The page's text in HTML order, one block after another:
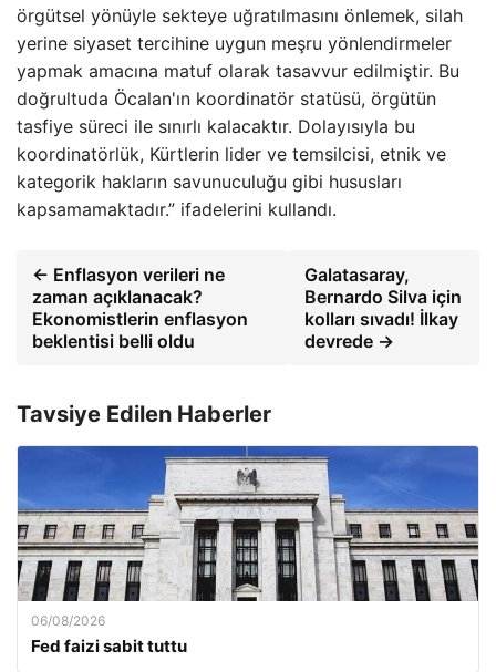
örgütsel yönüyle sekteye uğratılmasını önlemek, silah
yerine siyaset tercihine uygun meşru yönlendirmeler
yapmak amacına matuf olarak tasavvur edilmiştir. Bu
doğrultuda Öcalan'ın koordinatör statüsü, örgütün
tasfiye süreci ile sınırlı kalacaktır. Dolayısıyla bu
koordinatörlük, Kürtlerin lider ve temsilcisi, etnik ve
kategorik hakların savunuculuğu gibi hususları
kapsamamaktadır.” ifadelerini kullandı.
← Enflasyon verileri ne
zaman açıklanacak?
Ekonomistlerin enflasyon
beklentisi belli oldu
Galatasaray,
Bernardo Silva için
kolları sıvadı! İlkay
devrede →
Tavsiye Edilen Haberler
06/08/2026
Fed faizi sabit tuttu